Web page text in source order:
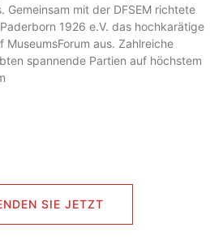
Gemeinsam mit der DFSEM richtete
1926 e.V. das hochkarätige
MuseumsForum aus. Zahlreiche
spannende Partien auf höchstem
SIE JETZT